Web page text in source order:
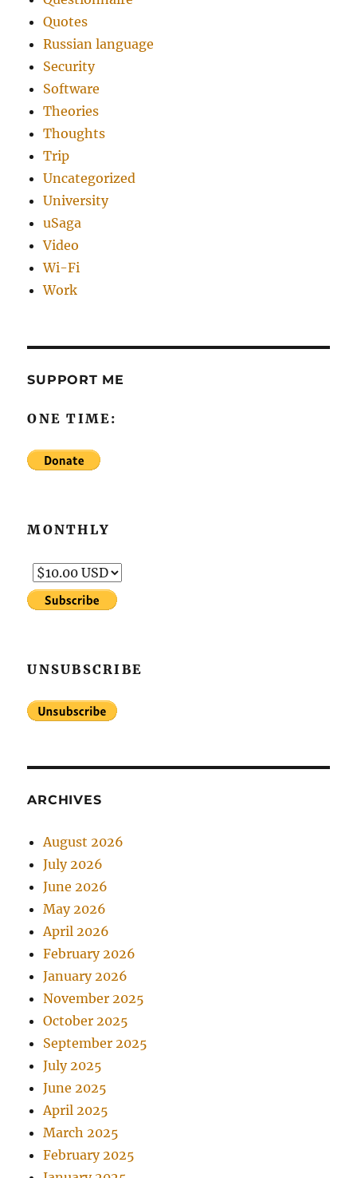
Quotes
Russian language
Security
Software
Theories
Thoughts
Trip
Uncategorized
University
uSaga
Video
Wi-Fi
Work
SUPPORT ME
ONE TIME:
MONTHLY
UNSUBSCRIBE
ARCHIVES
August 2026
July 2026
June 2026
May 2026
April 2026
February 2026
January 2026
November 2025
October 2025
September 2025
July 2025
June 2025
April 2025
March 2025
February 2025